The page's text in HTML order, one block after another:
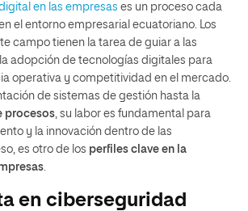
en las empresas es un proceso cada
el entorno empresarial ecuatoriano. Los
campo tienen la tarea de guiar a las
adopción de tecnologías digitales para
operativa y competitividad en el mercado.
de sistemas de gestión hasta la
procesos , su labor es fundamental para
y la innovación dentro de las
es otro de los perfiles clave en la
en ciberseguridad